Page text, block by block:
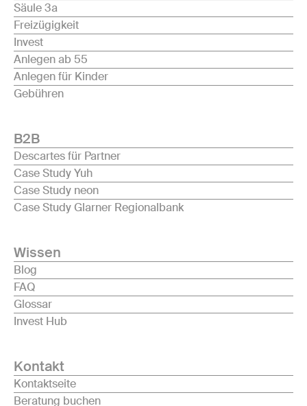
Säule 3a
Freizügigkeit
Invest
Anlegen ab 55
Anlegen für Kinder
Gebühren
B2B
Descartes für Partner
Case Study Yuh
Case Study neon
Case Study Glarner Regionalbank
Wissen
Blog
FAQ
Glossar
Invest Hub
Kontakt
Kontaktseite
Beratung buchen